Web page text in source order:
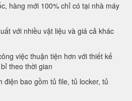
hàng mới 100% chỉ có tại nhà máy
với nhiều vật liệu và giá cả khác
việc thuận tiện hơn với thiết kế
theo thời gian
điện bao gồm tủ file, tủ locker, tủ